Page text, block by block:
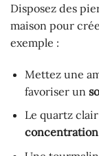
Disposez des
maison pour
exemple :
Mettez une
favoriser un
Le quartz
concentration